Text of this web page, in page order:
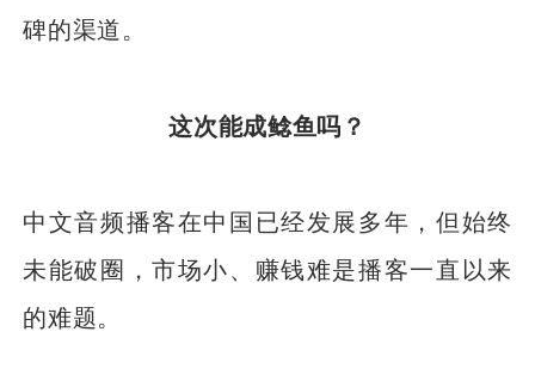
碑的渠道。
这次能成鲶鱼吗？
中文音频播客在中国已经发展多年，但始终
未能破圈，市场小、赚钱难是播客一直以来
的难题。